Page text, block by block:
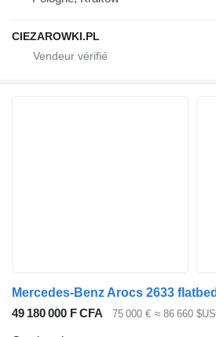
CIEZAROWKI.PL
49 180 000 F CFA 75 000 € ≈ 86 660 $US